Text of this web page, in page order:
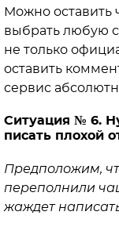
Можно оставить
выбрать любую
не только
оставить
сервис
Ситуация № 6.
писать плохой
Предположим,
переполнили
жаждет